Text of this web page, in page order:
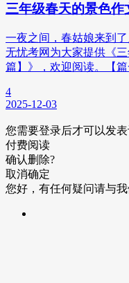
三年级春天的景色作
一夜之间，春姑娘来到
无忧考网为大家提供《
篇】》，欢迎阅读。【篇
4
2025-12-03
您需要登录后才可以发表
付费阅读
确认删除?
取消确定
您好，有任何疑问请与我